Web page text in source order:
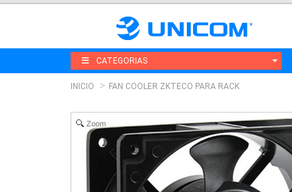
CATEGORIAS
INICIO FAN COOLER ZKTECO PARA RACK
Zoom